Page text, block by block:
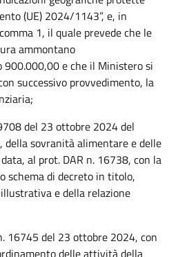
(UE) 2024/1143”, e, in
1, il quale prevede che le
ammontano
900.000,00 e che il Ministero si
successivo provvedimento, la
del 23 ottobre 2024 del
della sovranità alimentare e delle
al prot. DAR n. 16738, con la
schema di decreto in titolo,
e della relazione
16745 del 23 ottobre 2024, con
delle attività della